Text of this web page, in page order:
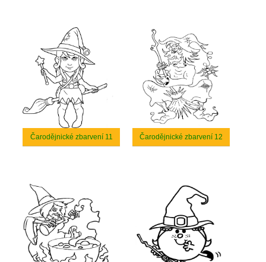
Čarodějnické zbarvení 11 Čarodějnické zbarvení 12